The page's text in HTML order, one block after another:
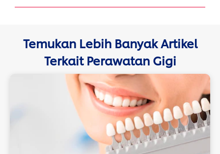
Temukan Lebih Banyak Artikel
Terkait Perawatan Gigi